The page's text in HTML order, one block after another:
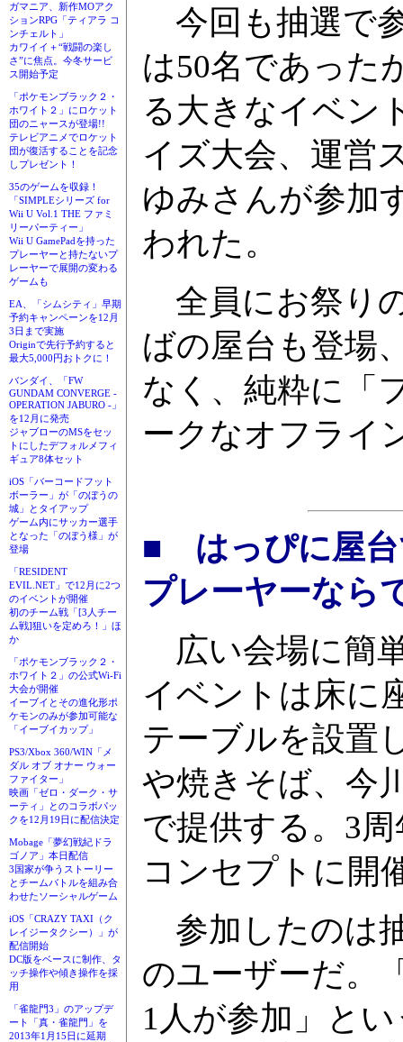
ガマニア、新作MOアク
ションRPG「ティアラ コ
ンチェルト」
カワイイ＋“戦闘の楽し
さ”に焦点。今冬サービ
ス開始予定
「ポケモンブラック２・
ホワイト２」にロケット
団のニャースが登場!!
テレビアニメでロケット
団が復活することを記念
しプレゼント！
35のゲームを収録！
「SIMPLEシリーズ for
Wii U Vol.1 THE ファミ
リーパーティー」
Wii U GamePadを持った
プレーヤーと持たないプ
レーヤーで展開の変わる
ゲームも
EA、「シムシティ」早期
予約キャンペーンを12月
3日まで実施
Originで先行予約すると
最大5,000円おトクに！
バンダイ、「FW
GUNDAM CONVERGE -
OPERATION JABURO -」
を12月に発売
ジャブローのMSをセッ
トにしたデフォルメフィ
ギュア8体セット
iOS「バーコードフット
ボーラー」が「のぼうの
城」とタイアップ
ゲーム内にサッカー選手
となった「のぼう様」が
登場
「RESIDENT
EVIL.NET」で12月に2つ
のイベントが開催
初のチーム戦「[3人チー
ム戦]狙いを定めろ！」ほ
か
「ポケモンブラック２・
ホワイト２」の公式Wi-Fi
大会が開催
イーブイとその進化形ポ
ケモンのみが参加可能な
「イーブイカップ」
PS3/Xbox 360/WIN「メ
ダル オブ オナー ウォー
ファイター」
映画「ゼロ・ダーク・サ
ーティ」とのコラボパッ
クを12月19日に配信決定
Mobage「夢幻戦紀ドラ
ゴノア」本日配信
3国家が争うストーリー
とチームバトルを組み合
わせたソーシャルゲーム
iOS「CRAZY TAXI（ク
レイジータクシー）」が
配信開始
DC版をベースに制作、タ
ッチ操作や傾き操作を採
用
「雀龍門3」のアップデ
ート「真・雀龍門」を
2013年1月15日に延期
今回も抽選で
は50名であった
る大きなイベン
イズ大会、運営
ゆみさんが参加
われた。
全員にお祭り
ばの屋台も登場
なく、純粋に「
ークなオフライ
■ はっぴに屋台
プレーヤーなら
広い会場に簡
イベントは床に
テーブルを設置
や焼きそば、今
で提供する。3
コンセプトに開
参加したのは
のユーザーだ。
1人が参加」と